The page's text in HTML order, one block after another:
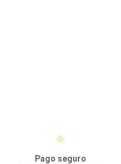
Pago seguro